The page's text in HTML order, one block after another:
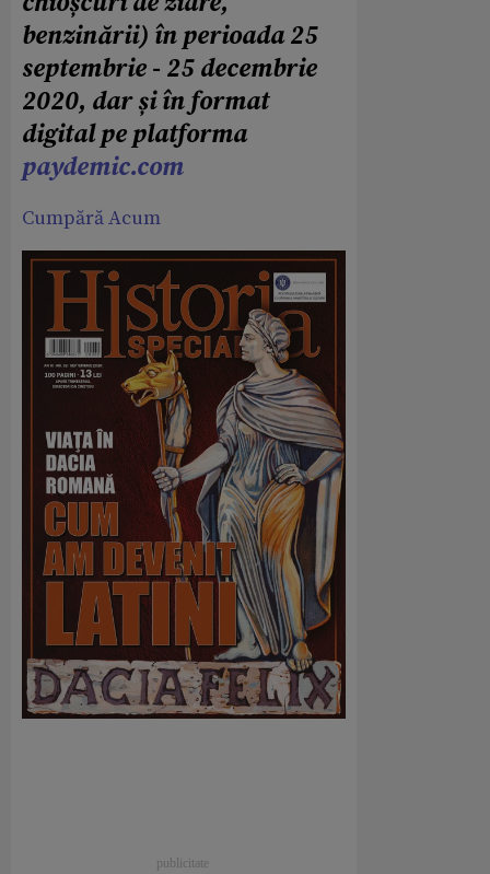
benzinării) în perioada 25
septembrie - 25 decembrie
2020, dar și în format
digital pe platforma
paydemic.com
Cumpără Acum